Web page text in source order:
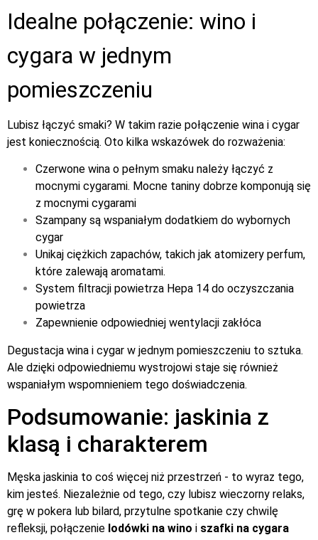
Idealne połączenie: wino i
cygara w jednym
pomieszczeniu
Lubisz łączyć smaki? W takim razie połączenie wina i cygar
jest koniecznością. Oto kilka wskazówek do rozważenia:
Czerwone wina o pełnym smaku należy łączyć z
mocnymi cygarami. Mocne taniny dobrze komponują się
z mocnymi cygarami
Szampany są wspaniałym dodatkiem do wybornych
cygar
Unikaj ciężkich zapachów, takich jak atomizery perfum,
które zalewają aromatami.
System filtracji powietrza Hepa 14 do oczyszczania
powietrza
Zapewnienie odpowiedniej wentylacji zakłóca
Degustacja wina i cygar w jednym pomieszczeniu to sztuka.
Ale dzięki odpowiedniemu wystrojowi staje się również
wspaniałym wspomnieniem tego doświadczenia.
Podsumowanie: jaskinia z
klasą i charakterem
Męska jaskinia to coś więcej niż przestrzeń - to wyraz tego,
kim jesteś. Niezależnie od tego, czy lubisz wieczorny relaks,
grę w pokera lub bilard, przytulne spotkanie czy chwilę
refleksji, połączenie lodówki na wino i szafki na cygara